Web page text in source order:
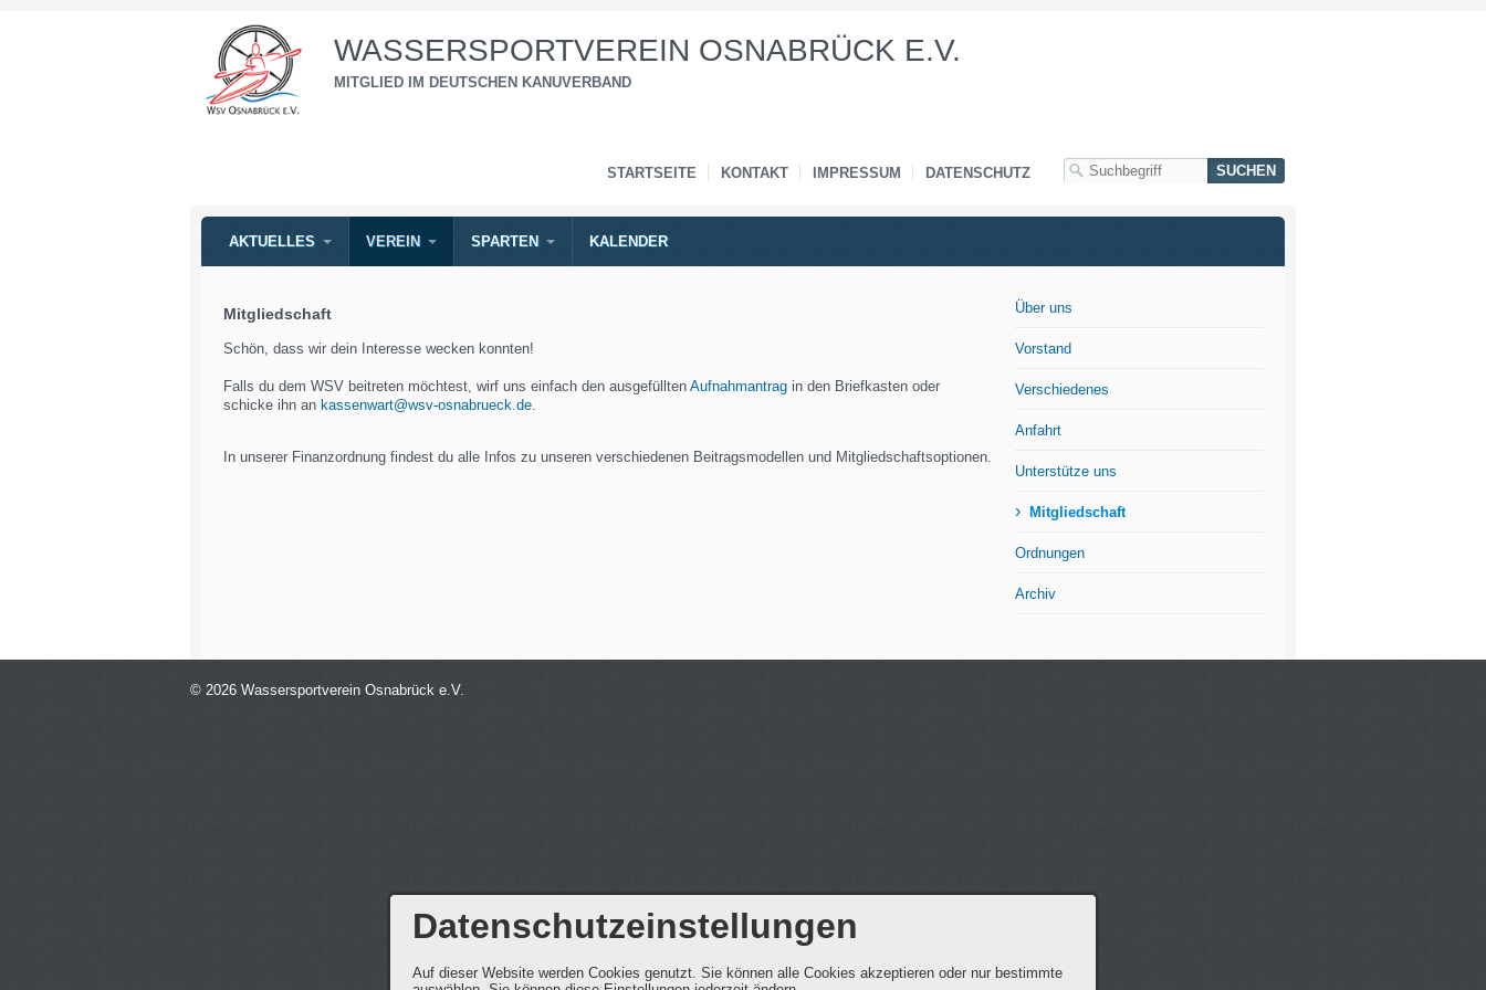
WASSERSPORTVEREIN OSNABRÜCK E.V.
MITGLIED IM DEUTSCHEN KANUVERBAND
STARTSEITE KONTAKT IMPRESSUM DATENSCHUTZ
AKTUELLES VEREIN SPARTEN KALENDER
Mitgliedschaft
Schön, dass wir dein Interesse wecken konnten!
Falls du dem WSV beitreten möchtest, wirf uns einfach den ausgefüllten Aufnahmantrag in den Briefkasten oder
schicke ihn an kassenwart@wsv-osnabrueck.de.
In unserer Finanzordnung findest du alle Infos zu unseren verschiedenen Beitragsmodellen und Mitgliedschaftsoptionen.
Über uns
Vorstand
Verschiedenes
Anfahrt
Unterstütze uns
› Mitgliedschaft
Ordnungen
Archiv
© 2026 Wassersportverein Osnabrück e.V.
Datenschutzeinstellungen
Auf dieser Website werden Cookies genutzt. Sie können alle Cookies akzeptieren oder nur bestimmte